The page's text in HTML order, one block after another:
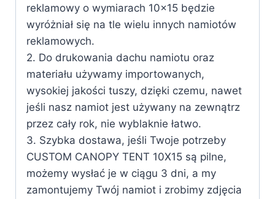
reklamowy o wymiarach 10×15 będzie
wyróżniał się na tle wielu innych namiotów
reklamowych.
2. Do drukowania dachu namiotu oraz
materiału używamy importowanych,
wysokiej jakości tuszy, dzięki czemu, nawet
jeśli nasz namiot jest używany na zewnątrz
przez cały rok, nie wyblaknie łatwo.
3. Szybka dostawa, jeśli Twoje potrzeby
CUSTOM CANOPY TENT 10X15 są pilne,
możemy wysłać je w ciągu 3 dni, a my
zamontujemy Twój namiot i zrobimy zdjęcia